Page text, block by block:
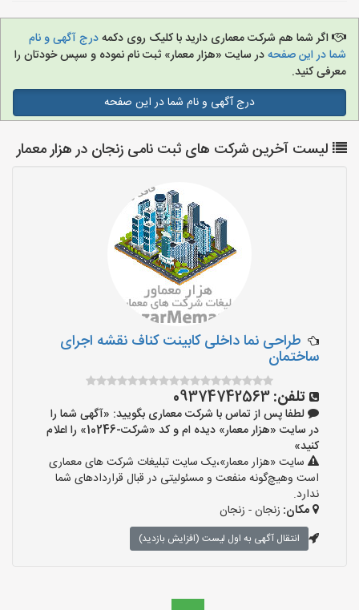
اگر شما هم شرکت معماری دارید با کلیک روی دکمهدرج آگهی و نام
شما در این صفحهدر سایت «هزار معمار» ثبت نام نموده و سپس خودتان را
معرفی کنید.
درج آگهی و نام شما در این صفحه
لیست آخرین شرکت های ثبت نامی زنجان در هزار معمار
طراحی نما داخلی کابینت کناف نقشه اجرای
ساختمان
تلفن:09374742563
لطفا پس از تماس با شرکت معماری بگویید: «آگهی شما را
در سایت «هزار معمار» دیده ام و کد «شرکت-10246» را اعلام
کنید»
سایت «هزار معمار»،یک سایت تبلیغات شرکت های معماری
است وهیچ‌گونه منفعت و مسئولیتی در قبال قراردادهای شما
ندارد.
مکان: زنجان - زنجان
انتقال آگهی به اول لیست (افزایش بازدید)